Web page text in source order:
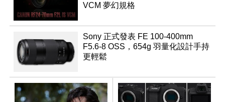
VCM 夢幻規格
Sony 正式發表 FE 100-400mm
F5.6-8 OSS，654g 羽量化設計手持
更輕鬆